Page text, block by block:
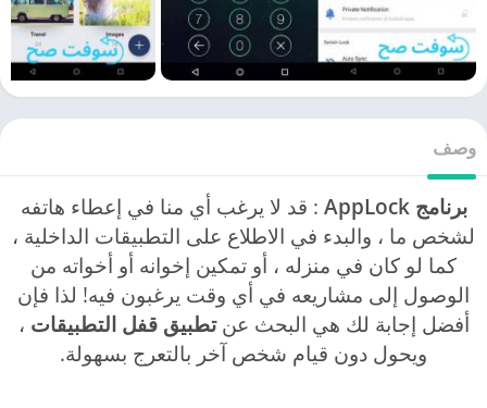
وصف
برنامج AppLock
: قد لا يرغب أي منا في إعطاء هاتفه
لشخص ما ، والبدء في الاطلاع على التطبيقات الداخلية ،
كما لو كان في منزله ، أو تمكين إخوانه أو أخواته من
الوصول إلى مشاريعه في أي وقت يرغبون فيه! لذا فإن
أفضل إجابة لك هي البحث عنتطبيق قفل التطبيقات ،
ويحول دون قيام شخص آخر بالتعرج بسهولة.